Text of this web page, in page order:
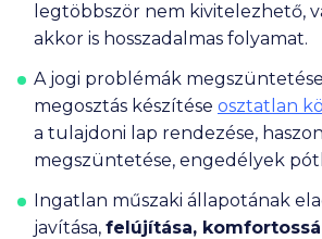
legtöbbször nem kivitelezhető,
akkor is hosszadalmas folyamat.
A jogi problémák megszüntetése
megosztás készítése osztatlan
a tulajdoni lap rendezése,
megszüntetése, engedélyek
Ingatlan műszaki állapotának
javítása, felújítása,